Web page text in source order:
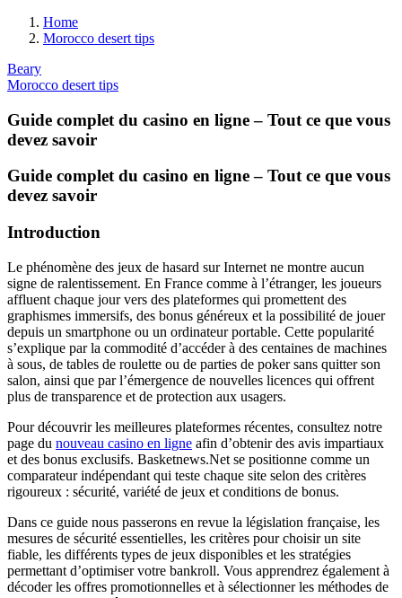
Home
Morocco desert tips
Beary
Morocco desert tips
Guide complet du casino en ligne – Tout ce que vous
devez savoir
Guide complet du casino en ligne – Tout ce que vous
devez savoir
Introduction
Le phénomène des jeux de hasard sur Internet ne montre aucun
signe de ralentissement. En France comme à l’étranger, les joueurs
affluent chaque jour vers des plateformes qui promettent des
graphismes immersifs, des bonus généreux et la possibilité de jouer
depuis un smartphone ou un ordinateur portable. Cette popularité
s’explique par la commodité d’accéder à des centaines de machines
à sous, de tables de roulette ou de parties de poker sans quitter son
salon, ainsi que par l’émergence de nouvelles licences qui offrent
plus de transparence et de protection aux usagers.
Pour découvrir les meilleures plateformes récentes, consultez notre
page du nouveau casino en ligne afin d’obtenir des avis impartiaux
et des bonus exclusifs. Basketnews.Net se positionne comme un
comparateur indépendant qui teste chaque site selon des critères
rigoureux : sécurité, variété de jeux et conditions de bonus.
Dans ce guide nous passerons en revue la législation française, les
mesures de sécurité essentielles, les critères pour choisir un site
fiable, les différents types de jeux disponibles et les stratégies
permettant d’optimiser votre bankroll. Vous apprendrez également à
décoder les offres promotionnelles et à sélectionner les méthodes de